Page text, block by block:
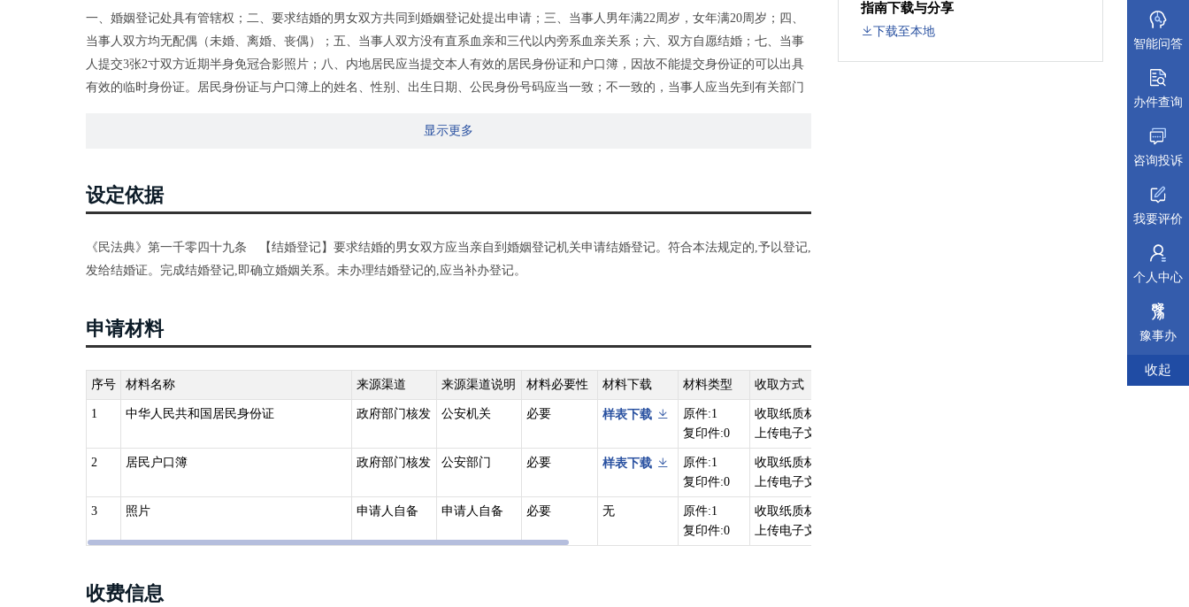
一、婚姻登记处具有管辖权；二、要求结婚的男女双方共同到婚姻登记处提出申请；三、当事人男年满22周岁，女年满20周岁；四、
当事人双方均无配偶（未婚、离婚、丧偶）；五、当事人双方没有直系血亲和三代以内旁系血亲关系；六、双方自愿结婚；七、当事
人提交3张2寸双方近期半身免冠合影照片；八、内地居民应当提交本人有效的居民身份证和户口簿，因故不能提交身份证的可以出具
有效的临时身份证。居民身份证与户口簿上的姓名、性别、出生日期、公民身份号码应当一致；不一致的，当事人应当先到有关部门
书、配偶居民死亡医学证明（推断）书等材料；不一致且无法提供相关材料的，当事人应当先到有关部门更正。当事人声明的婚姻状
显示更多
设定依据
《民法典》第一千零四十九条 【结婚登记】要求结婚的男女双方应当亲自到婚姻登记机关申请结婚登记。符合本法规定的,予以登记,
发给结婚证。完成结婚登记,即确立婚姻关系。未办理结婚登记的,应当补办登记。
申请材料
序号 材料名称 来源渠道 来源渠道说明 材料必要性 材料下载 材料类型 收取方式 材料依据
1 中华人民共和国居民身份证 政府部门核发 公安机关 必要 样表下载
原件:1
复印件:0
收取纸质材料、
上传电子文件
2 居民户口簿 政府部门核发 公安部门 必要 样表下载
原件:1
复印件:0
收取纸质材料、
上传电子文件
3 照片 申请人自备 申请人自备 必要 无
原件:1
复印件:0
收取纸质材料、
上传电子文件
收费信息
指南下载与分享
下载至本地
智能问答
办件查询
咨询投诉
我要评价
个人中心
豫事办
收起